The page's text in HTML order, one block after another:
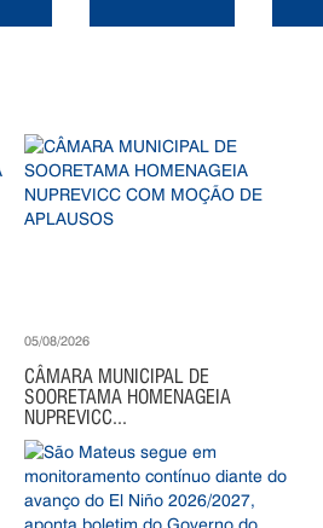
05/08/2026
CÂMARA MUNICIPAL DE
SOORETAMA HOMENAGEIA
NUPREVICC...